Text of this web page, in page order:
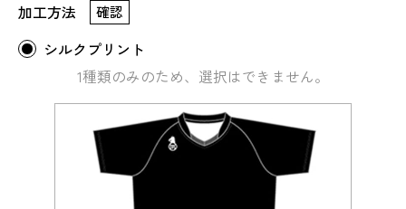
加工方法 確認
シルクプリント
1種類のみのため、選択はできません。